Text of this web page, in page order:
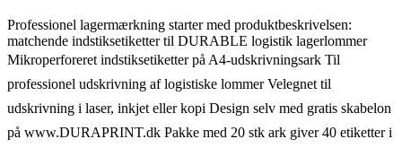
Professionel lagermærkning starter med produktbeskrivelsen:
matchende indstiksetiketter til DURABLE logistik lagerlommer
Mikroperforeret indstiksetiketter på A4-udskrivningsark Til
professionel udskrivning af logistiske lommer Velegnet til
udskrivning i laser, inkjet eller kopi Design selv med gratis skabelon
på www.DURAPRINT.dk Pakke med 20 stk ark giver 40 etiketter i